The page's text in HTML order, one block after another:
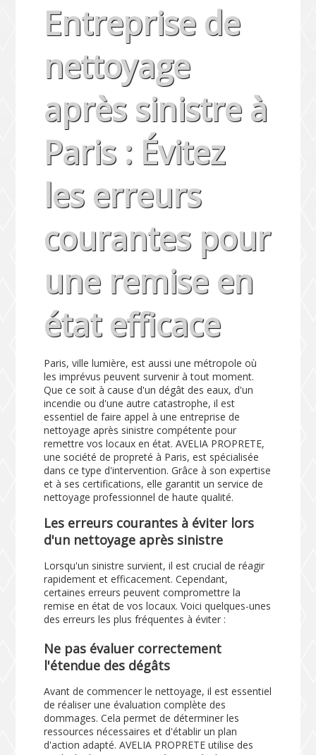
Entreprise de
nettoyage
après sinistre à
Paris : Évitez
les erreurs
courantes pour
une remise en
état efficace
Paris, ville lumière, est aussi une métropole où
les imprévus peuvent survenir à tout moment.
Que ce soit à cause d'un dégât des eaux, d'un
incendie ou d'une autre catastrophe, il est
essentiel de faire appel à une entreprise de
nettoyage après sinistre compétente pour
remettre vos locaux en état. AVELIA PROPRETE,
une société de propreté à Paris, est spécialisée
dans ce type d'intervention. Grâce à son expertise
et à ses certifications, elle garantit un service de
nettoyage professionnel de haute qualité.
Les erreurs courantes à éviter lors
d'un nettoyage après sinistre
Lorsqu'un sinistre survient, il est crucial de réagir
rapidement et efficacement. Cependant,
certaines erreurs peuvent compromettre la
remise en état de vos locaux. Voici quelques-unes
des erreurs les plus fréquentes à éviter :
Ne pas évaluer correctement
l'étendue des dégâts
Avant de commencer le nettoyage, il est essentiel
de réaliser une évaluation complète des
dommages. Cela permet de déterminer les
ressources nécessaires et d'établir un plan
d'action adapté. AVELIA PROPRETE utilise des